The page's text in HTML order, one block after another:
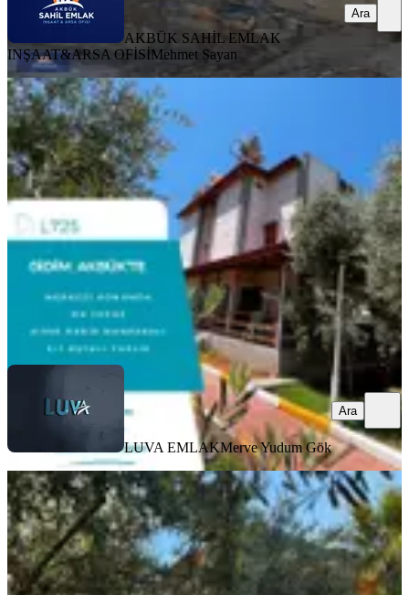
AKBÜK SAHİL EMLAK
INŞAAT&ARSA OFİSİMehmet Sayan
Ara
SİTE İÇİ
Didim Akbük Merkez'de Satılık
Yenilenmiş 3+1 Tripleks
Didim, Akbük Mahallesi
3+1·160 m² ·Villa tipi·22.07.2026
8.650.000 ₺
LUVA EMLAKMerve Yudum Gök
LUVA EMLAKMerve Yudum Gök
Ara
SİTE İÇİ
Didim Akbük'te Tam Merkezde
Denize 500 Metre 3+1 Full Eşyalı
Geniş Bahçeli Ev
Didim, Akbük Mahallesi